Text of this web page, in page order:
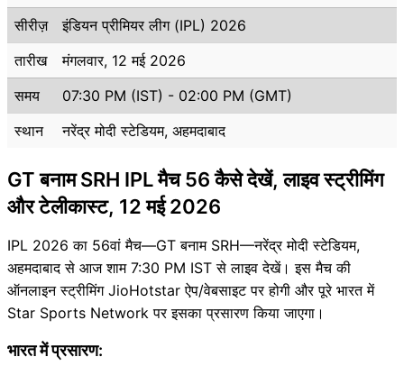
सीरीज़
इंडियन प्रीमियर लीग (IPL) 2026
तारीख
मंगलवार, 12 मई 2026
समय
07:30 PM (IST) - 02:00 PM (GMT)
स्थान
नरेंद्र मोदी स्टेडियम, अहमदाबाद
GT बनाम SRH IPL मैच 56 कैसे देखें, लाइव स्ट्रीमिंग
और टेलीकास्ट, 12 मई 2026
IPL 2026 का 56वां मैच—GT बनाम SRH—नरेंद्र मोदी स्टेडियम,
अहमदाबाद से आज शाम 7:30 PM IST से लाइव देखें। इस मैच की
ऑनलाइन स्ट्रीमिंग JioHotstar ऐप/वेबसाइट पर होगी और पूरे भारत में
Star Sports Network पर इसका प्रसारण किया जाएगा।
भारत में प्रसारण: